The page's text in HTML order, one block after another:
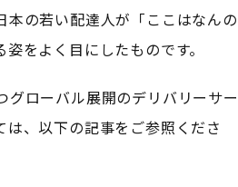
本の若い配達人が「ここはなんの
をよく目にしたものです。
グローバル展開のデリバリーサー
、以下の記事をご参照くださ